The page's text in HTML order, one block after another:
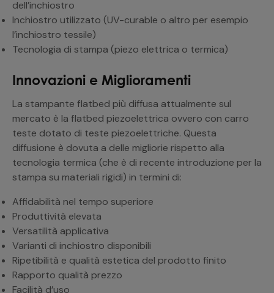
dell’inchiostro
Inchiostro utilizzato (UV-curable o altro per esempio
l’inchiostro tessile)
Tecnologia di stampa (piezo elettrica o termica)
Innovazioni e Miglioramenti
La stampante flatbed più diffusa attualmente sul
mercato è la flatbed piezoelettrica ovvero con carro
teste dotato di teste piezoelettriche. Questa
diffusione è dovuta a delle migliorie rispetto alla
tecnologia termica (che è di recente introduzione per la
stampa su materiali rigidi) in termini di:
Affidabilità nel tempo superiore
Produttività elevata
Versatilità applicativa
Varianti di inchiostro disponibili
Ripetibilità e qualità estetica del prodotto finito
Rapporto qualità prezzo
Facilità d’uso